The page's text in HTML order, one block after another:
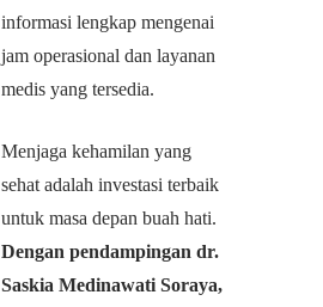
informasi lengkap mengenai
jam operasional dan layanan
medis yang tersedia.
Menjaga kehamilan yang
sehat adalah investasi terbaik
untuk masa depan buah hati.
Dengan pendampingan dr.
Saskia Medinawati Soraya,